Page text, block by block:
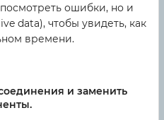
ошибки, но и
data), чтобы увидеть, как
времени.
и заменить